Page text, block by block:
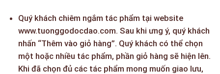
Quý khách chiêm ngắm tác phẩm tại website
www.tuonggodocdao.com. Sau khi ưng ý, quý khách
nhấn “Thêm vào giỏ hàng”. Quý khách có thể chọn
một hoặc nhiều tác phẩm, phần giỏ hàng sẽ hiện lên.
Khi đã chọn đủ các tác phẩm mong muốn giao lưu,